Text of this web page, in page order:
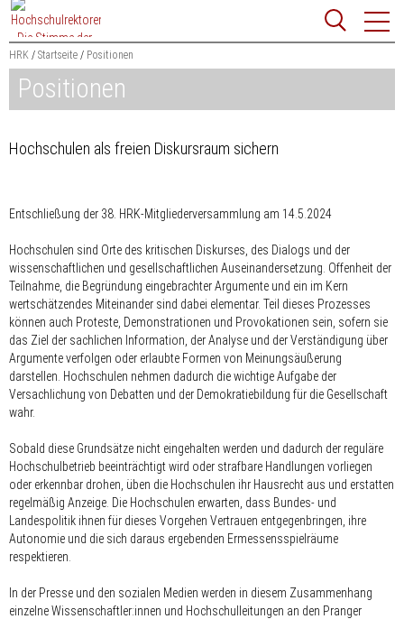
Zum
Content
springen
Suchbegriff
Suchen
HRK Startseite Positionen
Positionen
Hochschulen als freien Diskursraum sichern
Entschließung der 38. HRK-Mitgliederversammlung am 14.5.2024
Hochschulen sind Orte des kritischen Diskurses, des Dialogs und der
wissenschaftlichen und gesellschaftlichen Auseinandersetzung. Offenheit der
Teilnahme, die Begründung eingebrachter Argumente und ein im Kern
wertschätzendes Miteinander sind dabei elementar. Teil dieses Prozesses
können auch Proteste, Demonstrationen und Provokationen sein, sofern sie
das Ziel der sachlichen Information, der Analyse und der Verständigung über
Argumente verfolgen oder erlaubte Formen von Meinungsäußerung
darstellen. Hochschulen nehmen dadurch die wichtige Aufgabe der
Versachlichung von Debatten und der Demokratiebildung für die Gesellschaft
wahr.
Sobald diese Grundsätze nicht eingehalten werden und dadurch der reguläre
Hochschulbetrieb beeinträchtigt wird oder strafbare Handlungen vorliegen
oder erkennbar drohen, üben die Hochschulen ihr Hausrecht aus und erstatten
regelmäßig Anzeige. Die Hochschulen erwarten, dass Bundes- und
Landespolitik ihnen für dieses Vorgehen Vertrauen entgegenbringen, ihre
Autonomie und die sich daraus ergebenden Ermessensspielräume
respektieren.
In der Presse und den sozialen Medien werden in diesem Zusammenhang
einzelne Wissenschaftler:innen und Hochschulleitungen an den Pranger